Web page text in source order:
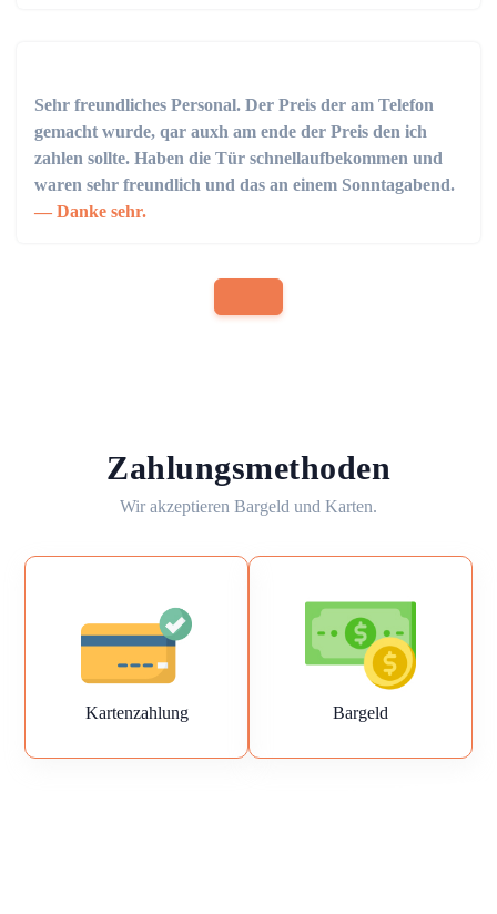
Sehr freundliches Personal. Der Preis der am Telefon
gemacht wurde, qar auxh am ende der Preis den ich
zahlen sollte. Haben die Tür schnellaufbekommen und
waren sehr freundlich und das an einem Sonntagabend.
Danke sehr.
Zahlungsmethoden
Wir akzeptieren Bargeld und Karten.
Kartenzahlung Bargeld